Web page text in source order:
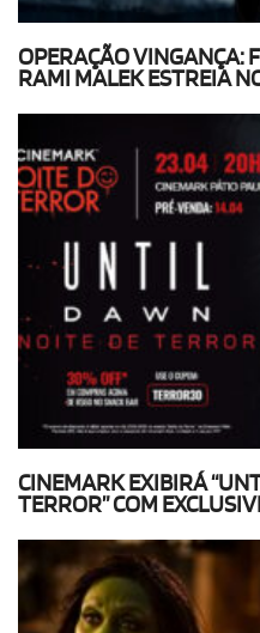
OPERAÇÃO VINGANÇA:
RAMI MALEK ESTREIA
CINEMARK EXIBIRÁ
TERROR” COM